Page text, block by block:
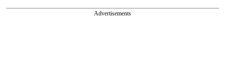
Advertisements